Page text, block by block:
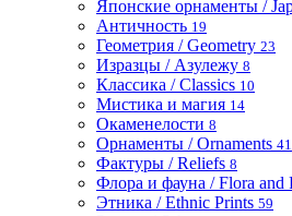
Японские орнаменты /
Античность 19
Геометрия / Geometry 23
Изразцы / Азулежу 8
Классика / Classics 10
Мистика и магия 14
Окаменелости 8
Орнаменты / Ornaments 41
Фактуры / Reliefs 8
Флора и фауна / Flora and
Этника / Ethnic Prints 59